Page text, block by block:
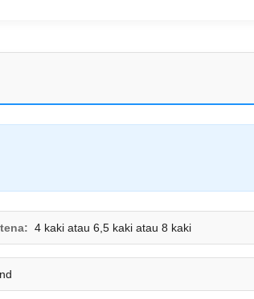
4 kaki atau 6,5 kaki atau 8 kaki